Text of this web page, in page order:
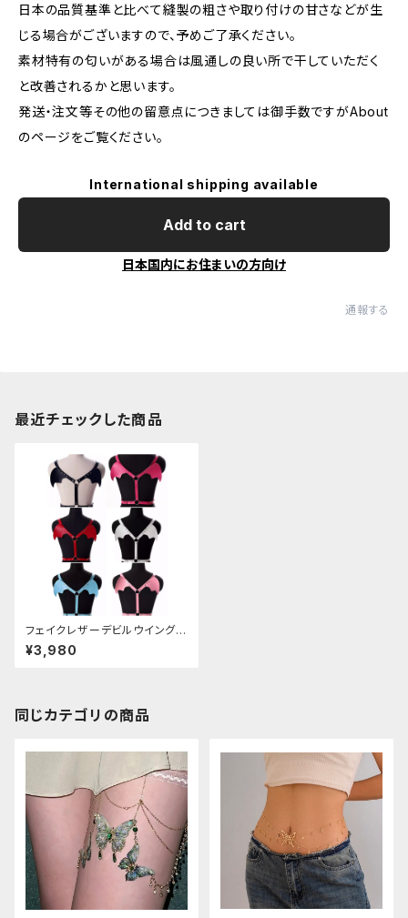
日本の品質基準と比べて縫製の粗さや取り付けの甘さなどが生
じる場合がございますので、予めご了承ください。
素材特有の匂いがある場合は風通しの良い所で干していただく
と改善されるかと思います。
発送・注文等その他の留意点につきましては御手数ですがAbout
のページをご覧ください。
International shipping available
Add to cart
日本国内にお住まいの方向け
通報する
最近チェックした商品
フェイクレザーデビルウイングハ
ーネスベルト
¥3,980
同じカテゴリの商品